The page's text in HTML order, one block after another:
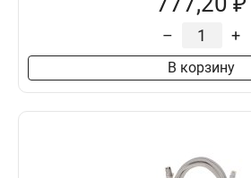
– +
В корзину